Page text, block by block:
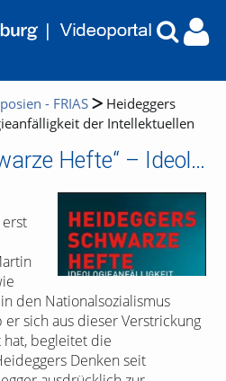
- FRIAS
Heideggers
der Intellektuellen
Heideggers „Schwarze Hefte“ – Ideologieanfälligkeit der Intellektuellen
den Nationalsozialismus
sich aus dieser Verstrickung
begleitet die
Denken seit